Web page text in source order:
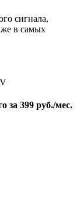
сигнала,
в самых
за 399 руб./мес.